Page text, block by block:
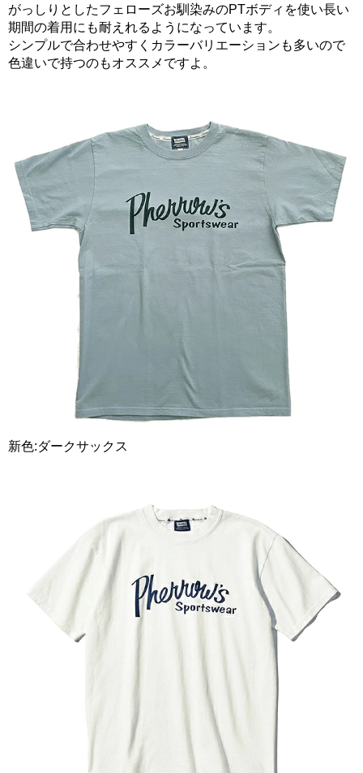
がっしりとしたフェローズお馴染みのPTボディを使い長い
期間の着用にも耐えれるようになっています。
シンプルで合わせやすくカラーバリエーションも多いので
色違いで持つのもオススメですよ。
新色:ダークサックス